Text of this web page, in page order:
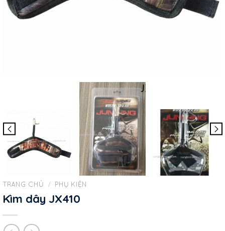
TRANG CHỦ / PHỤ KIỆN
Kìm dây JX410